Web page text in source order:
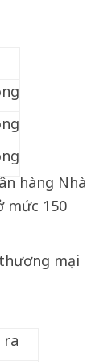
hàng Nhà
mức 150
mại
ra